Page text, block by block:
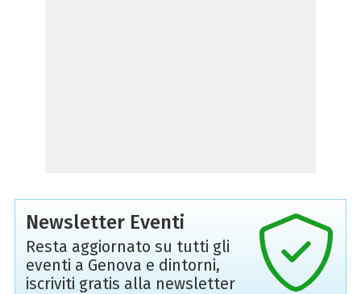
Newsletter Eventi
Resta aggiornato su tutti gli
eventi a Genova e dintorni,
iscriviti gratis alla newsletter